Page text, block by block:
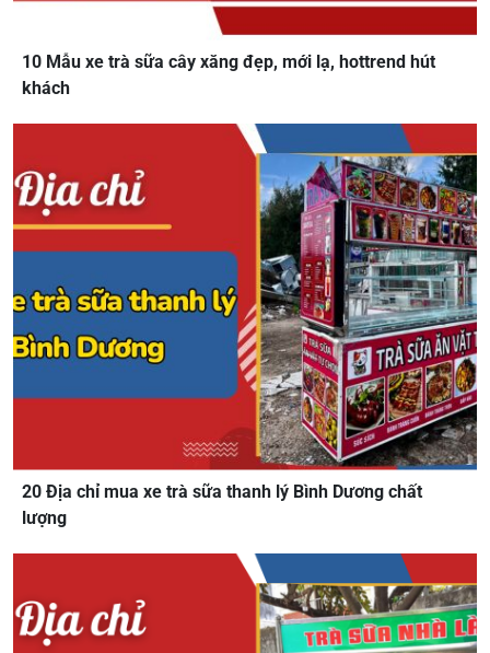
10 Mẫu xe trà sữa cây xăng đẹp, mới lạ, hottrend hút
khách
20 Địa chỉ mua xe trà sữa thanh lý Bình Dương chất
lượng